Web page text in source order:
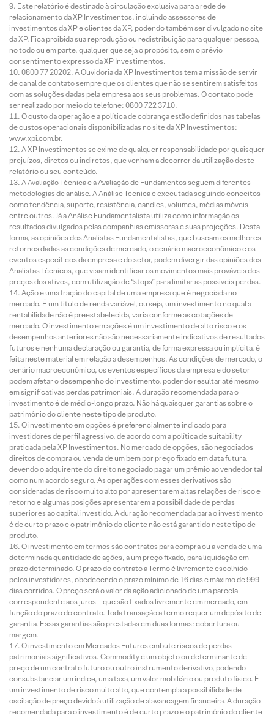
Este relatório é destinado à circulação exclusiva para a rede de
relacionamento da XP Investimentos, incluindo assessores de
investimentos da XP e clientes da XP, podendo também ser divulgado no site
da XP. Fica proibida sua reprodução ou redistribuição para qualquer pessoa,
no todo ou em parte, qualquer que seja o propósito, sem o prévio
consentimento expresso da XP Investimentos.
0800 77 20202. A Ouvidoria da XP Investimentos tem a missão de servir
de canal de contato sempre que os clientes que não se sentirem satisfeitos
com as soluções dadas pela empresa aos seus problemas. O contato pode
ser realizado por meio do telefone: 0800 722 3710.
O custo da operação e a política de cobrança estão definidos nas tabelas
de custos operacionais disponibilizadas no site da XP Investimentos:
www.xpi.com.br.
A XP Investimentos se exime de qualquer responsabilidade por quaisquer
prejuízos, diretos ou indiretos, que venham a decorrer da utilização deste
relatório ou seu conteúdo.
A Avaliação Técnica e a Avaliação de Fundamentos seguem diferentes
metodologias de análise. A Análise Técnica é executada seguindo conceitos
como tendência, suporte, resistência, candles, volumes, médias móveis
entre outros. Já a Análise Fundamentalista utiliza como informação os
resultados divulgados pelas companhias emissoras e suas projeções. Desta
forma, as opiniões dos Analistas Fundamentalistas, que buscam os melhores
retornos dadas as condições de mercado, o cenário macroeconômico e os
eventos específicos da empresa e do setor, podem divergir das opiniões dos
Analistas Técnicos, que visam identificar os movimentos mais prováveis dos
preços dos ativos, com utilização de “stops” para limitar as possíveis perdas.
Ação é uma fração do capital de uma empresa que é negociada no
mercado. É um título de renda variável, ou seja, um investimento no qual a
rentabilidade não é preestabelecida, varia conforme as cotações de
mercado. O investimento em ações é um investimento de alto risco e os
desempenhos anteriores não são necessariamente indicativos de resultados
futuros e nenhuma declaração ou garantia, de forma expressa ou implícita, é
feita neste material em relação a desempenhos. As condições de mercado, o
cenário macroeconômico, os eventos específicos da empresa e do setor
podem afetar o desempenho do investimento, podendo resultar até mesmo
em significativas perdas patrimoniais. A duração recomendada para o
investimento é de médio-longo prazo. Não há quaisquer garantias sobre o
patrimônio do cliente neste tipo de produto.
O investimento em opções é preferencialmente indicado para
investidores de perfil agressivo, de acordo com a política de suitability
praticada pela XP Investimentos. No mercado de opções, são negociados
direitos de compra ou venda de um bem por preço fixado em data futura,
devendo o adquirente do direito negociado pagar um prêmio ao vendedor tal
como num acordo seguro. As operações com esses derivativos são
consideradas de risco muito alto por apresentarem altas relações de risco e
retorno e algumas posições apresentarem a possibilidade de perdas
superiores ao capital investido. A duração recomendada para o investimento
é de curto prazo e o patrimônio do cliente não está garantido neste tipo de
produto.
O investimento em termos são contratos para compra ou a venda de uma
determinada quantidade de ações, a um preço fixado, para liquidação em
prazo determinado. O prazo do contrato a Termo é livremente escolhido
pelos investidores, obedecendo o prazo mínimo de 16 dias e máximo de 999
dias corridos. O preço será o valor da ação adicionado de uma parcela
correspondente aos juros – que são fixados livremente em mercado, em
função do prazo do contrato. Toda transação a termo requer um depósito de
garantia. Essas garantias são prestadas em duas formas: cobertura ou
margem.
O investimento em Mercados Futuros embute riscos de perdas
patrimoniais significativos. Commodity é um objeto ou determinante de
preço de um contrato futuro ou outro instrumento derivativo, podendo
consubstanciar um índice, uma taxa, um valor mobiliário ou produto físico. É
um investimento de risco muito alto, que contempla a possibilidade de
oscilação de preço devido à utilização de alavancagem financeira. A duração
recomendada para o investimento é de curto prazo e o patrimônio do cliente